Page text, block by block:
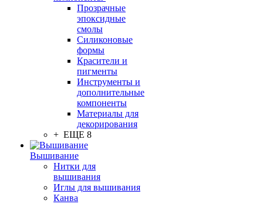
Прозрачные
эпоксидные
смолы
Силиконовые
формы
Красители и
пигменты
Инструменты и
дополнительные
компоненты
Материалы для
декорирования
+ ЕЩЕ 8
Вышивание
Нитки для
вышивания
Иглы для вышивания
Канва